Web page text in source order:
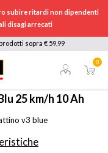
subire ritardi non dipendenti
disagi arrecati
sopra € 59,99
0
ELETTRICA
NXESV3BL
25 km/h 10 Ah
v3 blue